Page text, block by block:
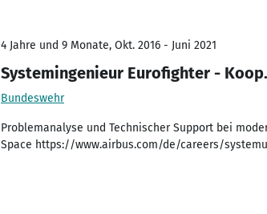
4 Jahre und 9 Monate, Okt. 2016 - Juni 2021
Systemingenieur Eurofighter -
Bundeswehr
Problemanalyse und Technischer Support bei
Space https://www.airbus.com/de/careers/